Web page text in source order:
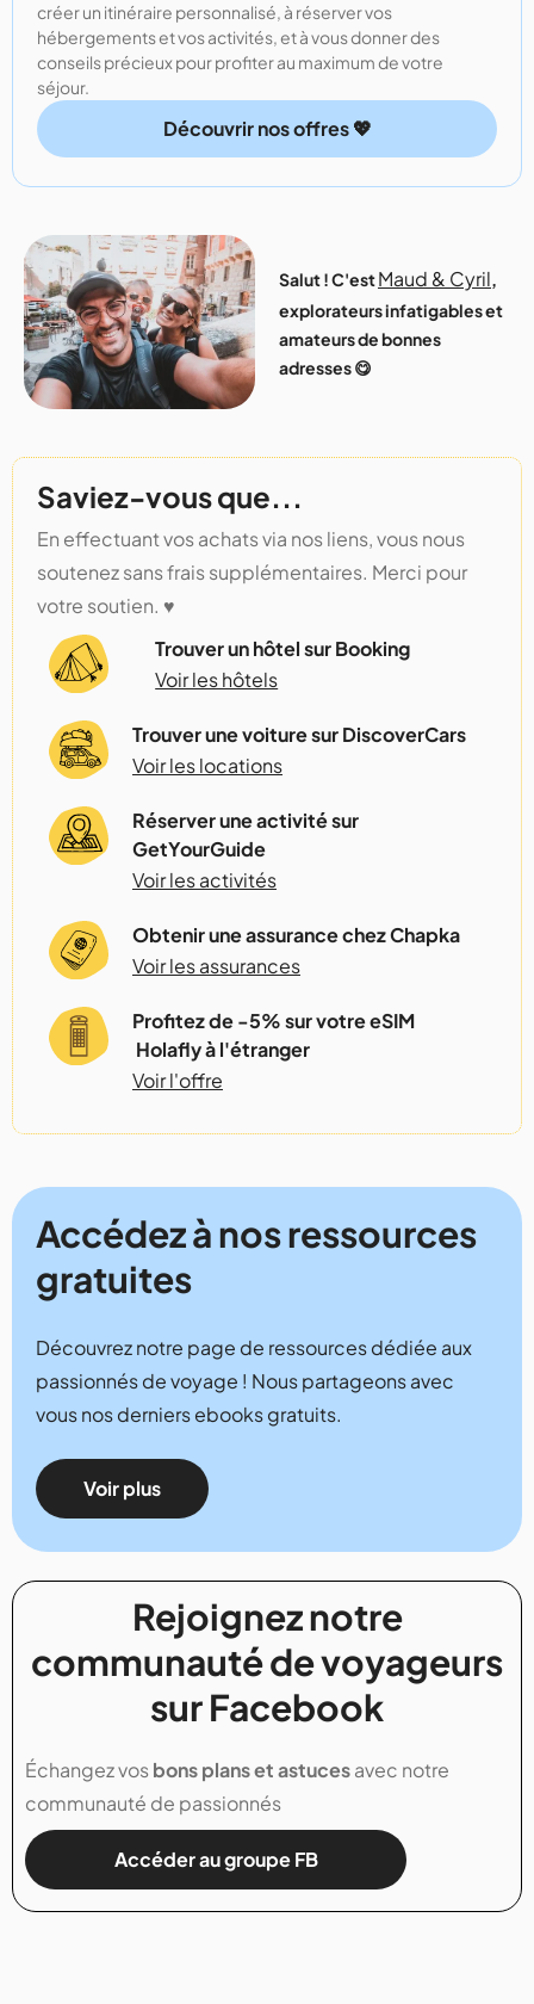
créer un itinéraire personnalisé, à réserver vos
hébergements et vos activités, et à vous donner des
conseils précieux pour profiter au maximum de votre
séjour.
Découvrir nos offres 💖
Salut ! C'estMaud & Cyril,
explorateurs infatigables et
amateurs de bonnes
adresses 😋
Saviez-vous que...
En effectuant vos achats via nos liens, vous nous
soutenez sans frais supplémentaires. Merci pour
votre soutien. ♥️
Trouver un hôtel sur Booking
Voir les hôtels
Trouver une voiture sur DiscoverCars
Voir les locations
Réserver une activité sur
GetYourGuide
Voir les activités
Obtenir une assurance chez Chapka
Voir les assurances
Profitez de -5% sur votre eSIM
Holafly à l'étranger
Voir l'offre
Accédez à nos ressources
gratuites
Découvrez notre page de ressources dédiée aux
passionnés de voyage ! Nous partageons avec
vous nos derniers ebooks gratuits.
Voir plus
Rejoignez notre
communauté de voyageurs
sur Facebook
Échangez vosbons plans et astucesavec notre
communauté de passionnés
Accéder au groupe FB